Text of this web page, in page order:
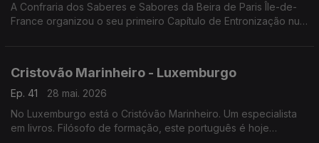
A Confraria dos Saberes e Sabores da Beira de Paris Île-de-
France organizou o seu primeiro Capítulo de Entronização num
Cristovão Marinheiro - Luxemburgo
Ep. 41
28 mai. 2026
No Luxemburgo está o Cristóvão Marinheiro. Um especialista
em livros. Filósofo de formação, este português é hoje